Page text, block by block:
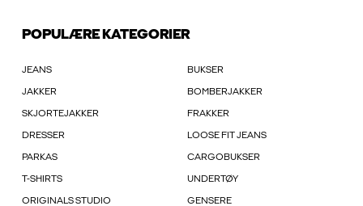
POPULÆRE KATEGORIER
JEANS BUKSER
JAKKER BOMBERJAKKER
SKJORTEJAKKER FRAKKER
DRESSER LOOSE FIT JEANS
PARKAS CARGOBUKSER
T-SHIRTS UNDERTØY
ORIGINALS STUDIO GENSERE